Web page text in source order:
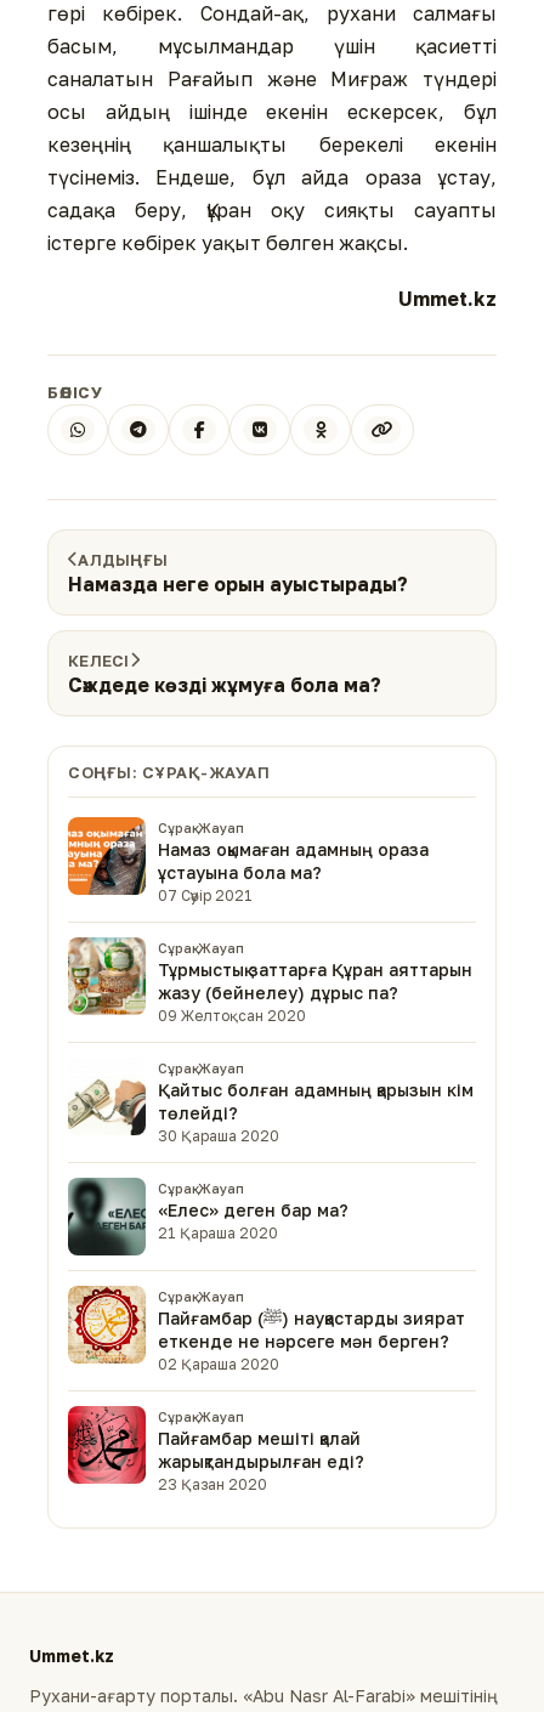
гөрі көбірек. Сондай-ақ, рухани салмағы
басым, мұсылмандар үшін қасиетті
саналатын Рағайып және Миғраж түндері
осы айдың ішінде екенін ескерсек, бұл
кезеңнің қаншалықты берекелі екенін
түсінеміз. Ендеше, бұл айда ораза ұстау,
садақа беру, Құран оқу сияқты сауапты
істерге көбірек уақыт бөлген жақсы.
Ummet.kz
БӨЛІСУ
АЛДЫҢҒЫ
Намазда неге орын ауыстырады?
КЕЛЕСІ
Сәждеде көзді жұмуға бола ма?
СОҢҒЫ: СҰРАҚ-ЖАУАП
Сұрақ-Жауап
Намаз оқымаған адамның ораза
ұстауына бола ма?
07 Сәуір 2021
Сұрақ-Жауап
Тұрмыстық заттарға Құран аяттарын
жазу (бейнелеу) дұрыс па?
09 Желтоқсан 2020
Сұрақ-Жауап
Қайтыс болған адамның қарызын кім
төлейді?
30 Қараша 2020
Сұрақ-Жауап
«Елес» деген бар ма?
21 Қараша 2020
Сұрақ-Жауап
Пайғамбар (ﷺ) науқастарды зиярат
еткенде не нәрсеге мән берген?
02 Қараша 2020
Сұрақ-Жауап
Пайғамбар мешіті қалай
жарықтандырылған еді?
23 Қазан 2020
Ummet.kz
Рухани-ағарту порталы. «Abu Nasr Al-Farabi» мешітінің